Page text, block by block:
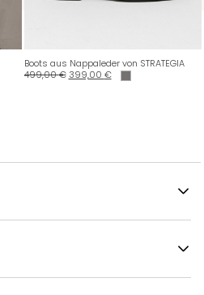
Boots aus Nappaleder von STRATEGIA
499,00€ 399,00 €